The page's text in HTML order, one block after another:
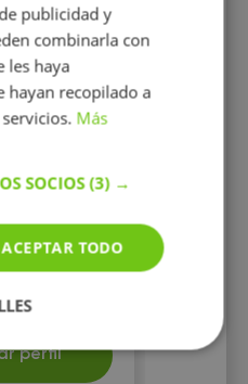
Bellido
del
en Inglaterra y
para
y edades
perfil
publicidad y
combinarla con
les haya
hayan recopilado a
Más
SOCIOS(3) →
ACEPTAR TODO